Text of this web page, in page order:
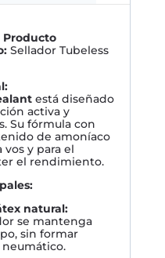
Producto
Sellador Tubeless
está diseñado
activa y
Su fórmula con
de amoníaco
vos y para el
el rendimiento.
natural:
se mantenga
sin formar